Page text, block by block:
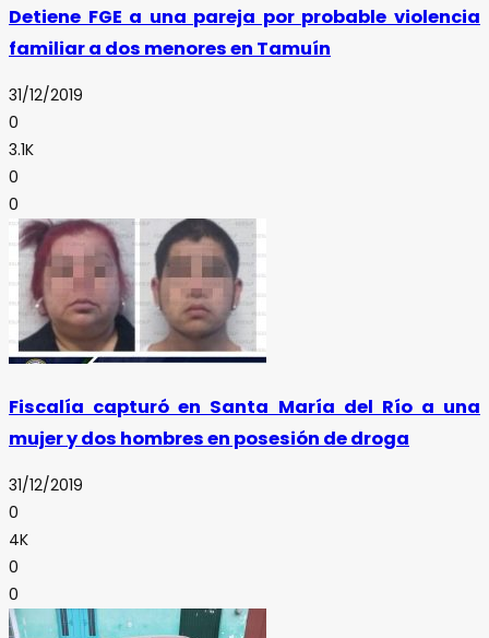
Detiene FGE a una pareja por probable violencia
familiar a dos menores en Tamuín
31/12/2019
0
3.1K
0
0
Fiscalía capturó en Santa María del Río a una
mujer y dos hombres en posesión de droga
31/12/2019
0
4K
0
0